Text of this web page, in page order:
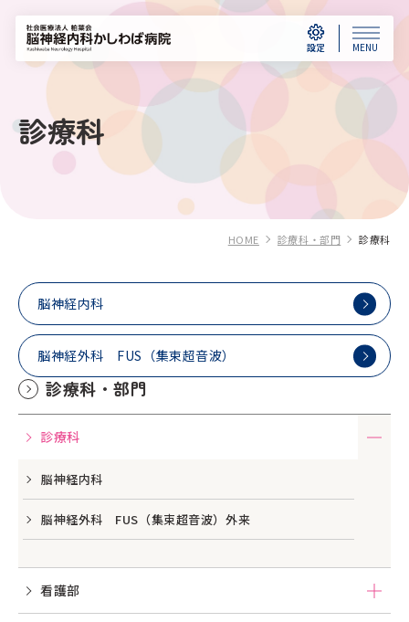
設定 MENU
診療科
HOME 診療科・部門 診療科
診療科・部門
診療科
脳神経内科
脳神経外科 FUS（集束超音波）外来
看護部
脳神経内科
脳神経外科 FUS（集束超音波）